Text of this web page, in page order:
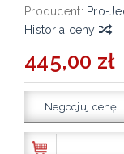
Producent: Pro-
Historia ceny
445,00 zł
Negocjuj cenę